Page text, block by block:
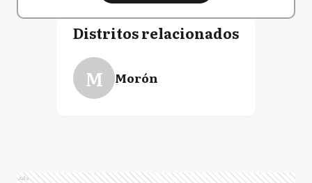
Distritos relacionados
M Morón
Ads